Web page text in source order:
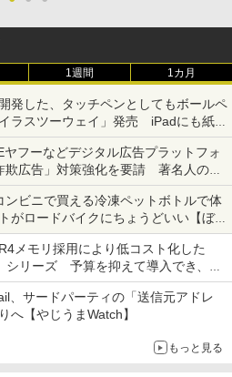
1週間 1カ月
発した、タッチペンとしてもボールペ
ラスツーウェイ」発売 iPadにも紙に
る
フーなどデジタル広告プラットフォ
欺広告」対策強化を要請 著名人の写
などへの対策として
ビニで買える冷凍ペットボトルで体
がロードバイクにちょうどいい【ぼっ
【空いた時間でなにしてる？】
メモリ採用により低コスト化した
シリーズ 予算を抑えて導入でき、
ードも可能
、サードパーティの「送信元アドレ
へ【やじうまWatch】
もっと見る